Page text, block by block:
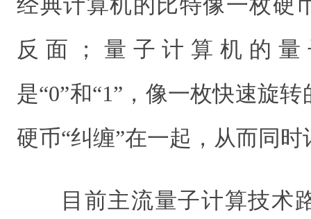
反面；量子计算机的
是“0”和“1”，像一枚快速旋
硬币“纠缠”在一起，从而同
目前主流量子计算技术